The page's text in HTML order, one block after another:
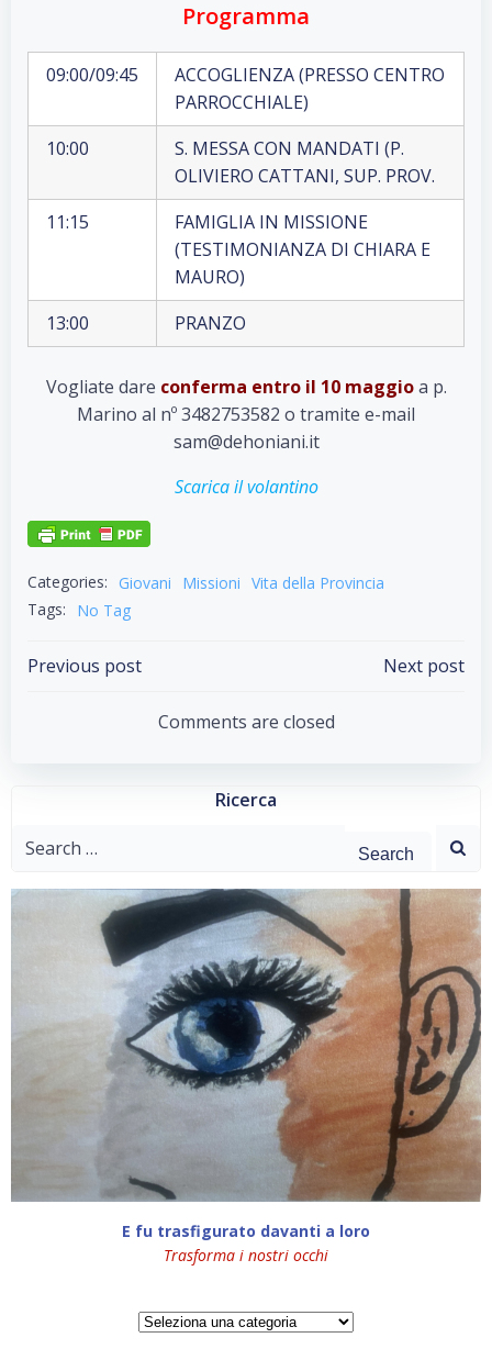
Programma
09:00/09:45
ACCOGLIENZA (PRESSO CENTRO
PARROCCHIALE)
10:00
S. MESSA CON MANDATI (P.
OLIVIERO CATTANI, SUP. PROV.
11:15
FAMIGLIA IN MISSIONE
(TESTIMONIANZA DI CHIARA E
MAURO)
13:00
PRANZO
Vogliate dare conferma entro il 10 maggioa p.
Marino al nº 3482753582 o tramite e-mail
sam@dehoniani.it
Scarica il volantino
Categories: Giovani Missioni Vita della Provincia
Tags:
No Tag
Post
navigation
Previous post
navigation
Next post
Comments are closed
Ricerca
Search
E fu trasfigurato davanti a loro
Trasforma i nostri occhi
Categorie